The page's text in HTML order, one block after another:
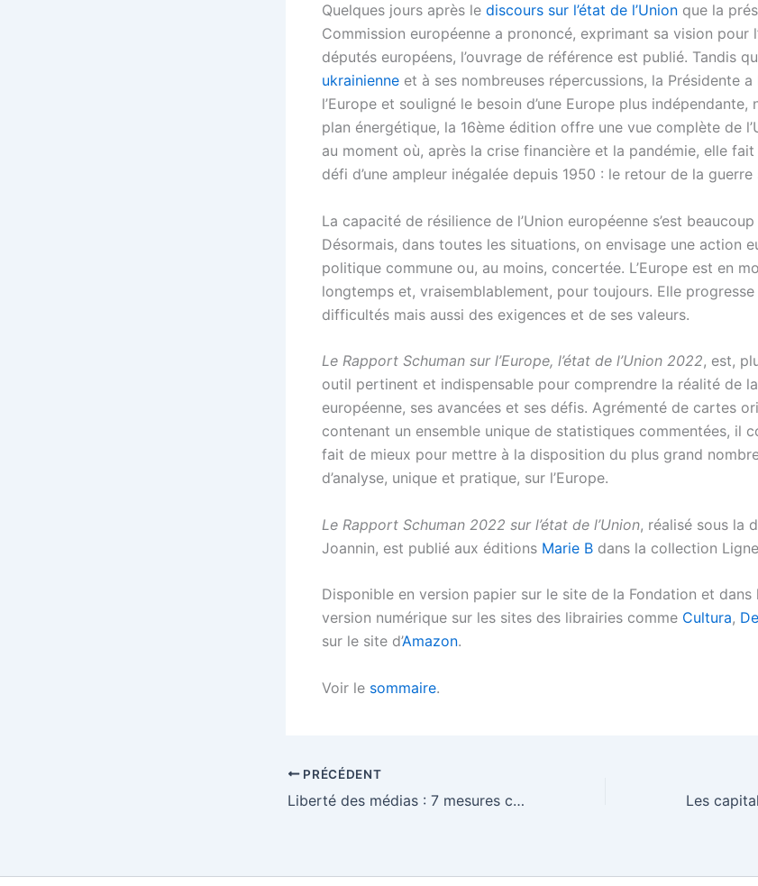
Quelques jours après le discours sur l’état de l’Union que la
Commission européenne a prononcé, exprimant sa vision pour
députés européens, l’ouvrage de référence est publié. Tandis
ukrainienne et à ses nombreuses répercussions, la Présidente a
l’Europe et souligné le besoin d’une Europe plus indépendante,
plan énergétique, la 16ème édition offre une vue complète de
au moment où, après la crise financière et la pandémie, elle
défi d’une ampleur inégalée depuis 1950 : le retour de la
La capacité de résilience de l’Union européenne s’est
Désormais, dans toutes les situations, on envisage une action
politique commune ou, au moins, concertée. L’Europe est en
longtemps et, vraisemblablement, pour toujours. Elle
difficultés mais aussi des exigences et de ses valeurs.
Le Rapport Schuman sur l’Europe, l’état de l’Union 2022, est,
outil pertinent et indispensable pour comprendre la réalité de
européenne, ses avancées et ses défis. Agrémenté de cartes
contenant un ensemble unique de statistiques commentées, il
fait de mieux pour mettre à la disposition du plus grand
d’analyse, unique et pratique, sur l’Europe.
Le Rapport Schuman 2022 sur l’état de l’Union, réalisé sous la
Joannin, est publié aux éditions Marie B dans la collection
Disponible en version papier sur le site de la Fondation et dans
version numérique sur les sites des librairies comme Cultura,
sur le site d’Amazon.
Voir le sommaire.
PRÉCÉDENT
Liberté des médias : 7 mesures clés de la future loi européenne